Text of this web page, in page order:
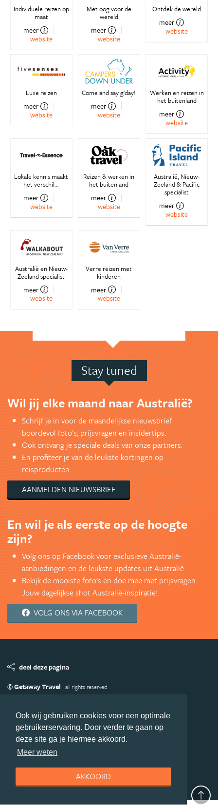
Ook wij gebruiken cookies voor een optimale
gebruikerservaring. Door verder te gaan op
deze site ga je hiermee akkoord.
Meer weten
AKKOORD
Individuele reizen op
maat
meer
website
Met oog voor de
wereld
meer
website
Ontdek de wereld
meer
website
Luxe reizen
meer
website
Come and say g'day!
meer
website
Werken en reizen in
het buitenland
meer
website
Lokale kennis maakt
het verschil...
meer
website
Reizen & werken in
het buitenland
meer
website
Australië, Nieuw-
Zeeland & Pacific
specialist
meer
website
Australië en Nieuw-
Zeeland specialist
meer
website
Verre reizen met
kinderen
meer
website
Stay tuned
Wil jij elke maand naar Australië?
Schrijf je in voor de maandelijkse nieuwsbrief
boordevol foto's, prijsvragen en insidertips.
Ook ontvang je speciale deals van onze partners.
En profiteer je van de leukste kortingen op
reisproducten.
AANMELDEN NIEUWSBRIEF
En wil je als eerste op de hoogte
zijn?
Volg ons op Facebook voor exclusieve Australië-
aanbiedingen en de leukste updates uit Australië.
Bekijk de mooiste foto's en doe mee met prijsvragen.
Jouw dagelijkse shot Australië-inspiratie!
VOLG ONS VIA FACEBOOK
deel deze pagina
© Getaway Travel | all rights reserved
Copyright
Privacy statement Disclaimer
Cookies
Volg Australie.nl
Nieuwsbrief
Facebook